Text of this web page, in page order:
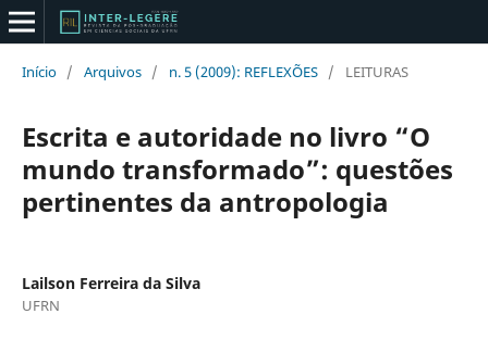
Início / Arquivos / n. 5 (2009): REFLEXÕES / LEITURAS
Escrita e autoridade no livro “O
mundo transformado”: questões
pertinentes da antropologia
Lailson Ferreira da Silva
UFRN